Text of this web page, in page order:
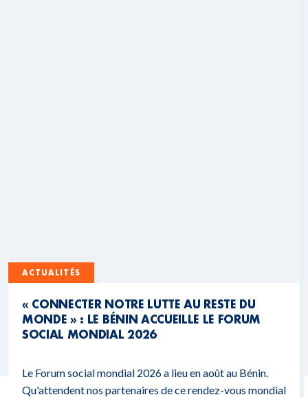
ACTUALITÉS
« CONNECTER NOTRE LUTTE AU RESTE DU
MONDE » : LE BÉNIN ACCUEILLE LE FORUM
SOCIAL MONDIAL 2026
Le Forum social mondial 2026 a lieu en août au Bénin.
Qu'attendent nos partenaires de ce rendez-vous mondial